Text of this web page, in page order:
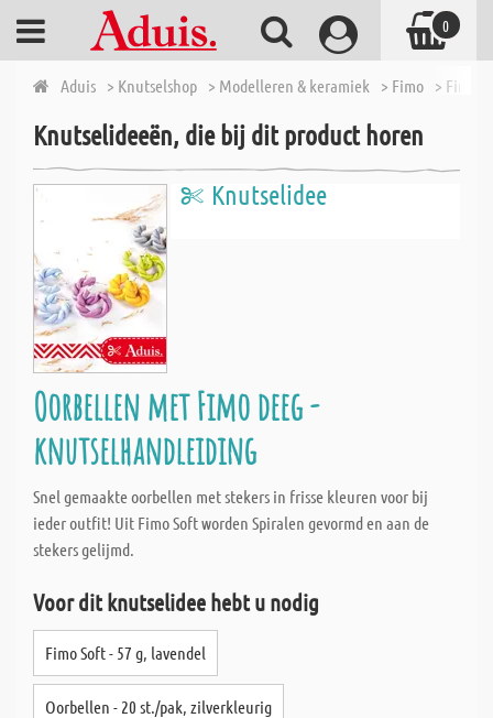
Aduis > Knutselshop > Modelleren & keramiek > Fimo > Fimo
Knutselideeën, die bij dit product horen
Knutselidee
Oorbellen met Fimo deeg -
knutselhandleiding
Snel gemaakte oorbellen met stekers in frisse kleuren voor bij
ieder outfit! Uit Fimo Soft worden Spiralen gevormd en aan de
stekers gelijmd.
Voor dit knutselidee hebt u nodig
Fimo Soft - 57 g, lavendel
Oorbellen - 20 st./pak, zilverkleurig
0